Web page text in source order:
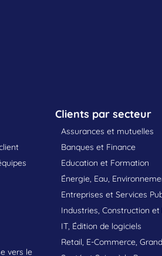
vers le
Clients par secteur
Assurances et mutuelles
Banques et Finance
Education et Formation
Énergie, Eau,
Entreprises et Services
Industries, Construction et
IT, Édition de logiciels
Retail, E-Commerce,